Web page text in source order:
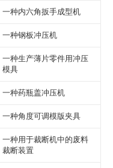
一种内六角扳手成型机
一种钢板冲压机
一种生产薄片零件用冲压
模具
一种药瓶盖冲压机
一种角度可调模版夹具
一种用于裁断机中的废料
裁断装置